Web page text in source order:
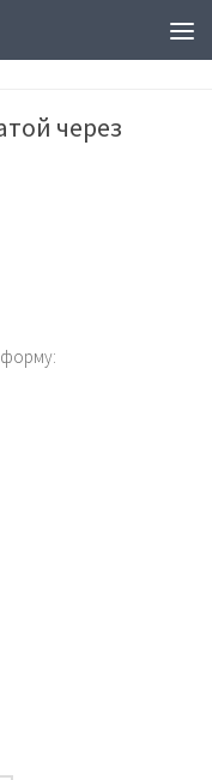
через